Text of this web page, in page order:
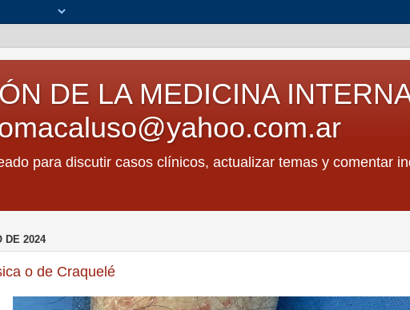
DE LA MEDICINA
para discutir casos clínicos, actualizar temas y comentar
DE 2024
o de Craquelé